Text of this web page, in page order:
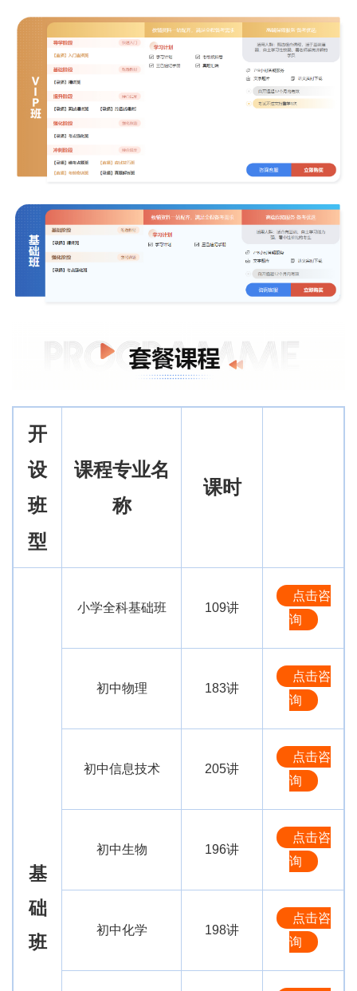
开
设
班
型
课程专业名
称
课时
基
础
班
小学全科基础班 109讲
点击咨
询
初中物理 183讲
点击咨
询
初中信息技术 205讲
点击咨
询
初中生物 196讲
点击咨
询
初中化学 198讲
点击咨
询